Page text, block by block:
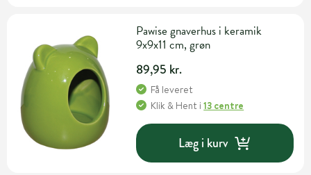
Pawise gnaverhus i keramik
9x9x11 cm, grøn
89,95 kr.
Få leveret
Klik & Hent i13 centre
Læg i kurv